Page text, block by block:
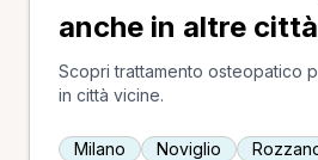
anche in altre città
Scopri trattamento osteopatico
in città vicine.
Milano Noviglio